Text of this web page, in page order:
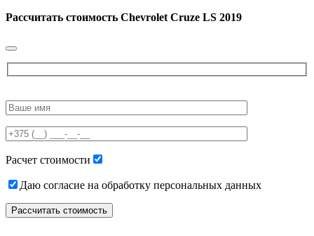
Рассчитать стоимость Chevrolet Cruze LS 2019
leave
field
empty.
Расчет стоимости
Даю согласие на обработку персональных данных